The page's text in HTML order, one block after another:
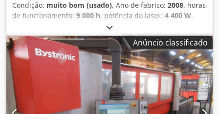
Condição: muito bom (usado), Ano de fabrico: 2008, horas
de funcionamento: 9 000 h, potência do laser: 4 400 W,
Vende-se Bystronic Bystar 3015 4.4kW muito limpo /
Vende-se laser cnc industrial de base plana Bystronic
ByStar 3015 4.4kW MARCA: BYSTRONIC ANO: 2008
MODELO: ByStar 3015 TIPO DE APLICAÇÃO: CORTE A LASER
LOCALIZAÇÃO: REINO UNIDO TIPO DE MÁQUINA:
MÁQUINAS DE CORTE A LASER (CO2) Totalmente atendidas
e bem mantidas MARCA DA UNIDADE DE CONTROLO:
BYSTRONIC Informação técnica MARCA: BYSTRONIC
POTÊNCIA DO LASER: 4.4KW / 4400 watts TIPO DE LASER:
Anúncio classificado